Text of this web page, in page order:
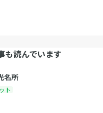
も読んでいます
名所
ト